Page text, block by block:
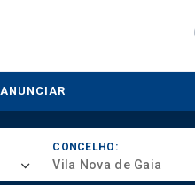
ANUNCIAR
CONCELHO:
Vila Nova de Gaia